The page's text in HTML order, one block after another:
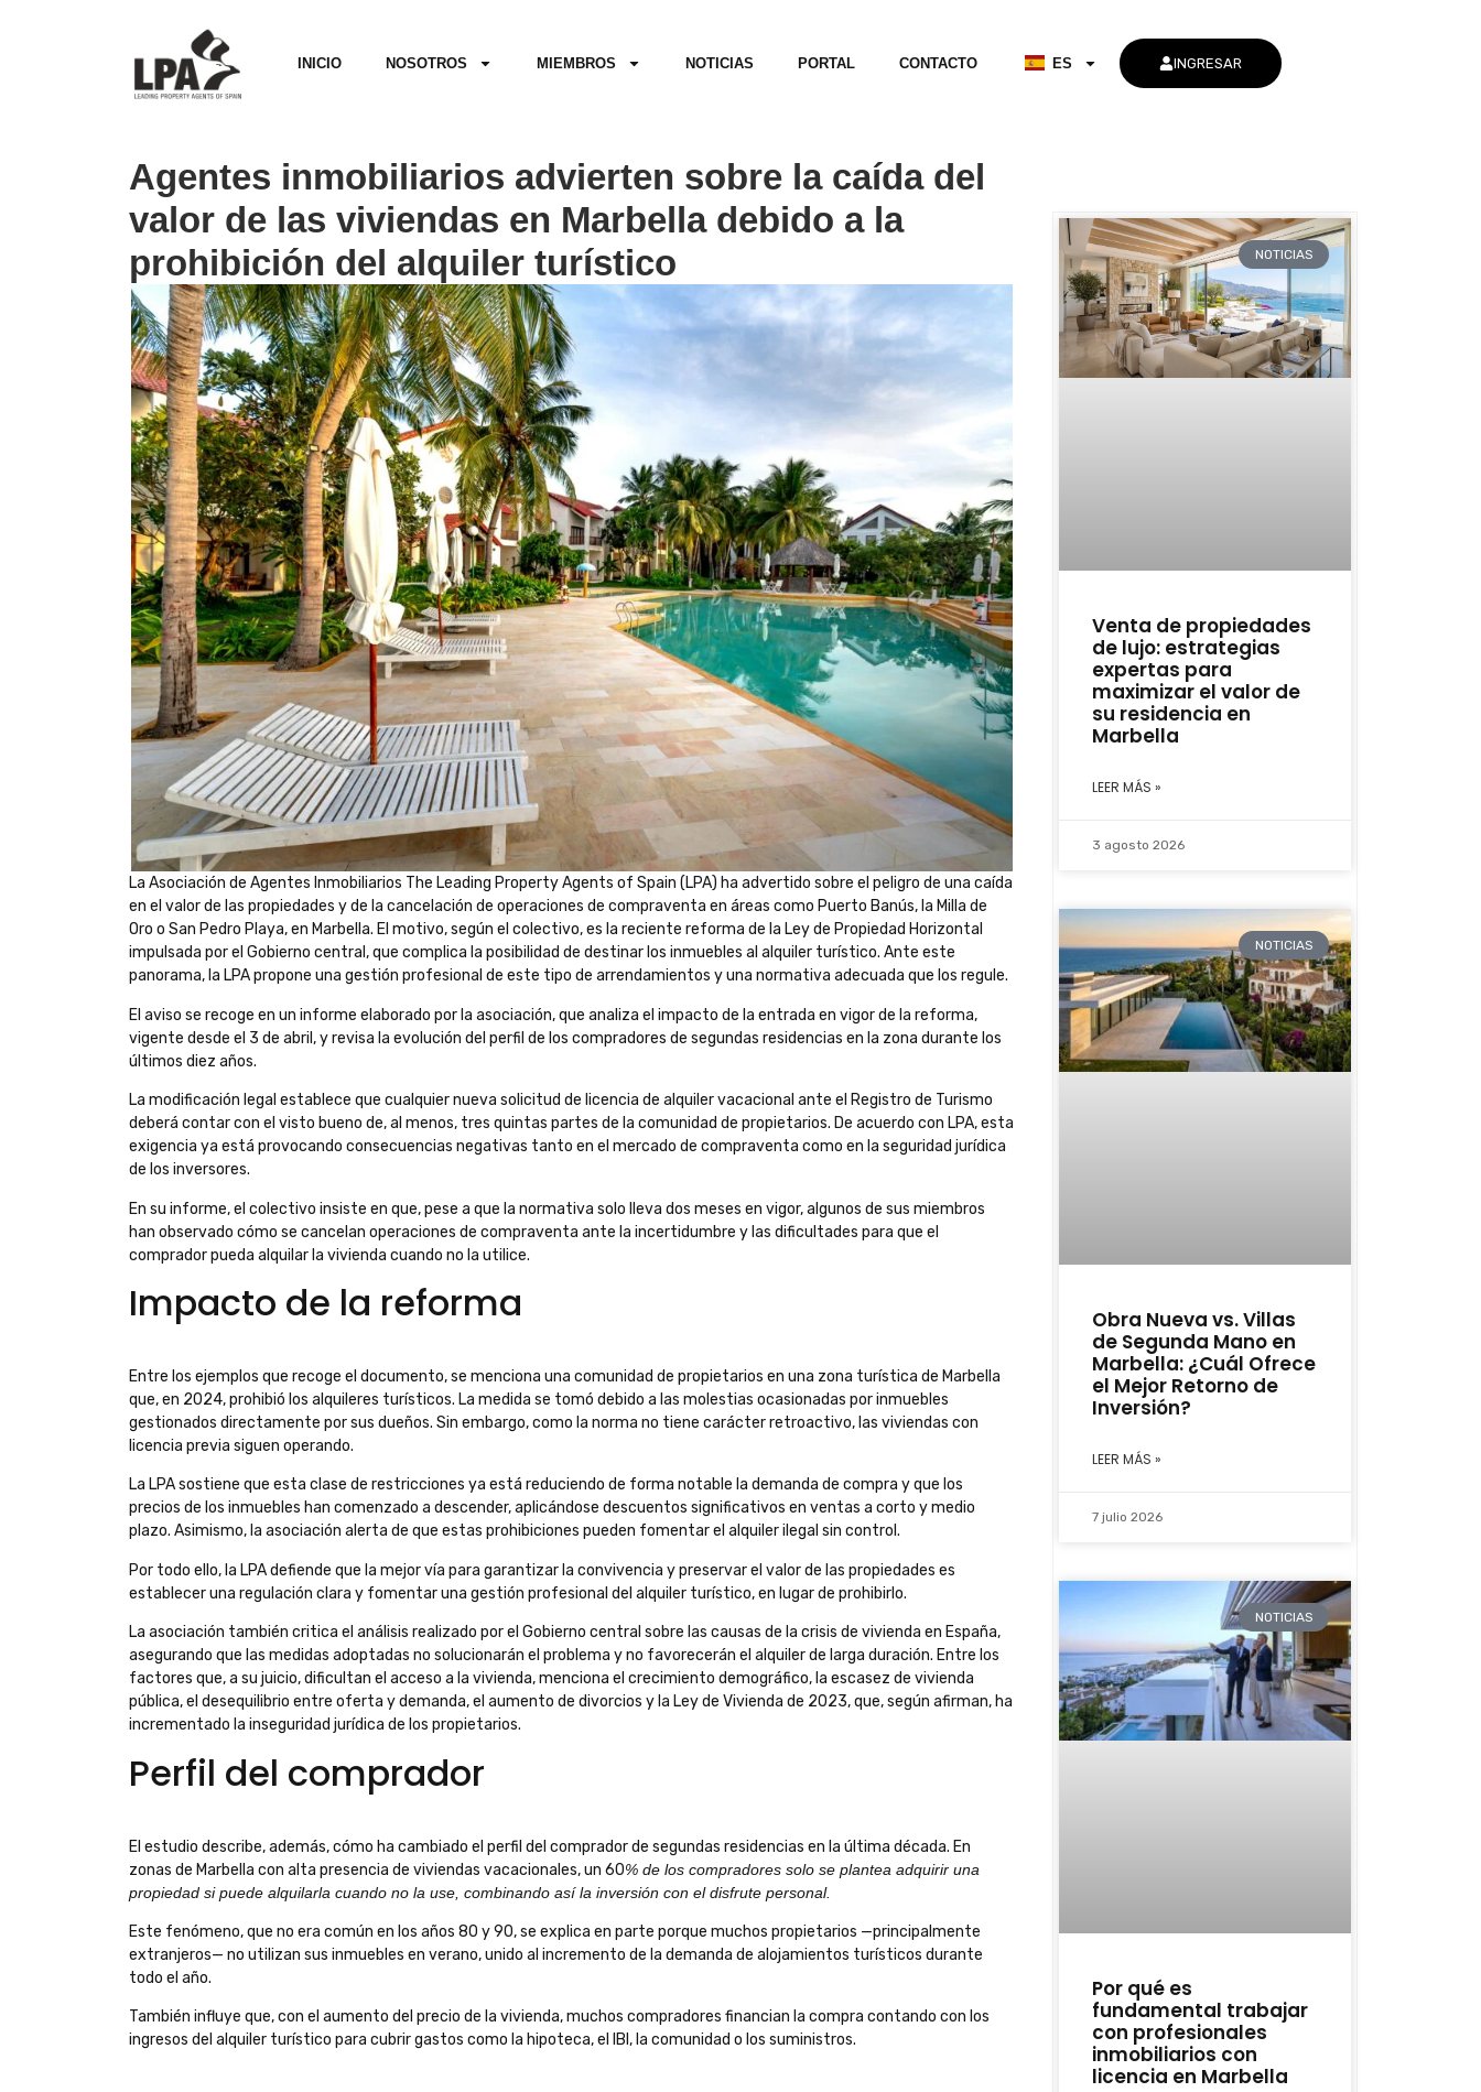
INICIO NOSOTROS MIEMBROS NOTICIAS PORTAL CONTACTO ES INGRESAR
Agentes inmobiliarios advierten sobre la caída del
valor de las viviendas en Marbella debido a la
prohibición del alquiler turístico
La Asociación de Agentes Inmobiliarios The Leading Property Agents of Spain (LPA) ha advertido sobre el peligro de una caída
en el valor de las propiedades y de la cancelación de operaciones de compraventa en áreas como Puerto Banús, la Milla de
Oro o San Pedro Playa, en Marbella. El motivo, según el colectivo, es la reciente reforma de la Ley de Propiedad Horizontal
impulsada por el Gobierno central, que complica la posibilidad de destinar los inmuebles al alquiler turístico. Ante este
panorama, la LPA propone una gestión profesional de este tipo de arrendamientos y una normativa adecuada que los regule.
El aviso se recoge en un informe elaborado por la asociación, que analiza el impacto de la entrada en vigor de la reforma,
vigente desde el 3 de abril, y revisa la evolución del perfil de los compradores de segundas residencias en la zona durante los
últimos diez años.
La modificación legal establece que cualquier nueva solicitud de licencia de alquiler vacacional ante el Registro de Turismo
deberá contar con el visto bueno de, al menos, tres quintas partes de la comunidad de propietarios. De acuerdo con LPA, esta
exigencia ya está provocando consecuencias negativas tanto en el mercado de compraventa como en la seguridad jurídica
de los inversores.
En su informe, el colectivo insiste en que, pese a que la normativa solo lleva dos meses en vigor, algunos de sus miembros
han observado cómo se cancelan operaciones de compraventa ante la incertidumbre y las dificultades para que el
comprador pueda alquilar la vivienda cuando no la utilice.
Impacto de la reforma
Entre los ejemplos que recoge el documento, se menciona una comunidad de propietarios en una zona turística de Marbella
que, en 2024, prohibió los alquileres turísticos. La medida se tomó debido a las molestias ocasionadas por inmuebles
gestionados directamente por sus dueños. Sin embargo, como la norma no tiene carácter retroactivo, las viviendas con
licencia previa siguen operando.
La LPA sostiene que esta clase de restricciones ya está reduciendo de forma notable la demanda de compra y que los
precios de los inmuebles han comenzado a descender, aplicándose descuentos significativos en ventas a corto y medio
plazo. Asimismo, la asociación alerta de que estas prohibiciones pueden fomentar el alquiler ilegal sin control.
Por todo ello, la LPA defiende que la mejor vía para garantizar la convivencia y preservar el valor de las propiedades es
establecer una regulación clara y fomentar una gestión profesional del alquiler turístico, en lugar de prohibirlo.
La asociación también critica el análisis realizado por el Gobierno central sobre las causas de la crisis de vivienda en España,
asegurando que las medidas adoptadas no solucionarán el problema y no favorecerán el alquiler de larga duración. Entre los
factores que, a su juicio, dificultan el acceso a la vivienda, menciona el crecimiento demográfico, la escasez de vivienda
pública, el desequilibrio entre oferta y demanda, el aumento de divorcios y la Ley de Vivienda de 2023, que, según afirman, ha
incrementado la inseguridad jurídica de los propietarios.
Perfil del comprador
El estudio describe, además, cómo ha cambiado el perfil del comprador de segundas residencias en la última década. En
zonas de Marbella con alta presencia de viviendas vacacionales, un 60% de los compradores solo se plantea adquirir una
propiedad si puede alquilarla cuando no la use, combinando así la inversión con el disfrute personal.
Este fenómeno, que no era común en los años 80 y 90, se explica en parte porque muchos propietarios —principalmente
extranjeros— no utilizan sus inmuebles en verano, unido al incremento de la demanda de alojamientos turísticos durante
todo el año.
También influye que, con el aumento del precio de la vivienda, muchos compradores financian la compra contando con los
ingresos del alquiler turístico para cubrir gastos como la hipoteca, el IBI, la comunidad o los suministros.
NOTICIAS
Venta de propiedades
de lujo: estrategias
expertas para
maximizar el valor de
su residencia en
Marbella
LEER MÁS »
3 agosto 2026
NOTICIAS
Obra Nueva vs. Villas
de Segunda Mano en
Marbella: ¿Cuál Ofrece
el Mejor Retorno de
Inversión?
LEER MÁS »
7 julio 2026
NOTICIAS
Por qué es
fundamental trabajar
con profesionales
inmobiliarios con
licencia en Marbella